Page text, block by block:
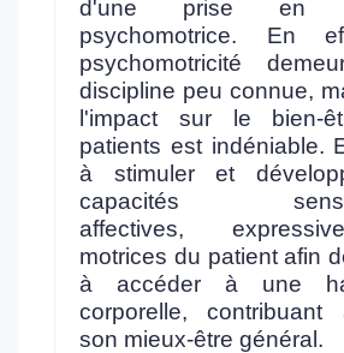
d'une prise en
psychomotrice. En
psychomotricité
discipline peu connue,
l'impact sur le bien-
patients est indéniable.
à stimuler et
capacités
affectives,
motrices du patient afin
à accéder à une
corporelle,
son mieux-être général.